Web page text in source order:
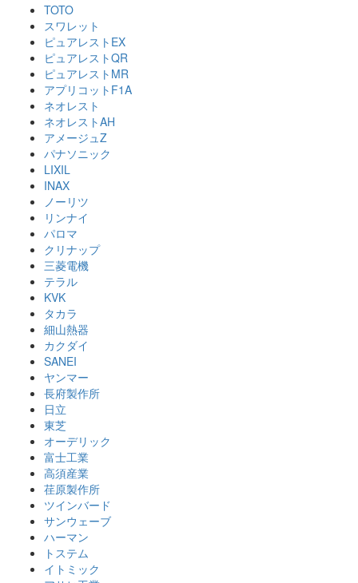
TOTO
スワレット
ピュアレストEX
ピュアレストQR
ピュアレストMR
アプリコットF1A
ネオレスト
ネオレストAH
アメージュZ
パナソニック
LIXIL
INAX
ノーリツ
リンナイ
パロマ
クリナップ
三菱電機
テラル
KVK
タカラ
細山熱器
カクダイ
SANEI
ヤンマー
長府製作所
日立
東芝
オーデリック
富士工業
高須産業
荏原製作所
ツインバード
サンウェーブ
ハーマン
トステム
イトミック